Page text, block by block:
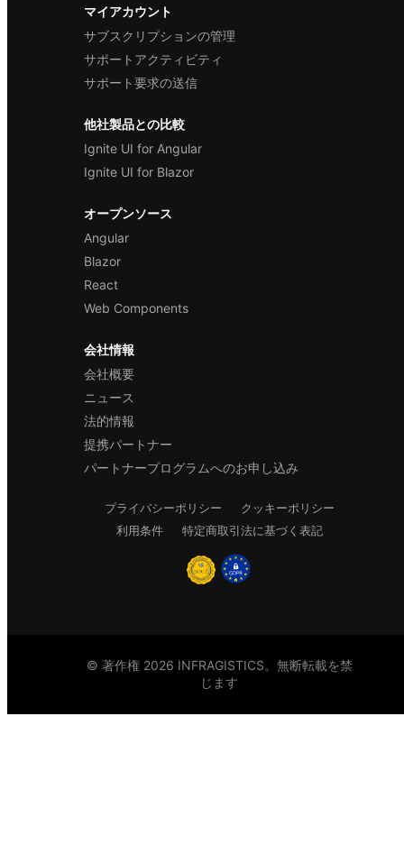
マイアカウント
サブスクリプションの管理
サポートアクティビティ
サポート要求の送信
他社製品との比較
Ignite UI for Angular
Ignite UI for Blazor
オープンソース
Angular
Blazor
React
Web Components
会社情報
会社概要
ニュース
法的情報
提携パートナー
パートナープログラムへのお申し込み
プライバシーポリシー
クッキーポリシー
利用条件
特定商取引法に基づく表記
© 著作権 2026 INFRAGISTICS。無断転載を禁
じます